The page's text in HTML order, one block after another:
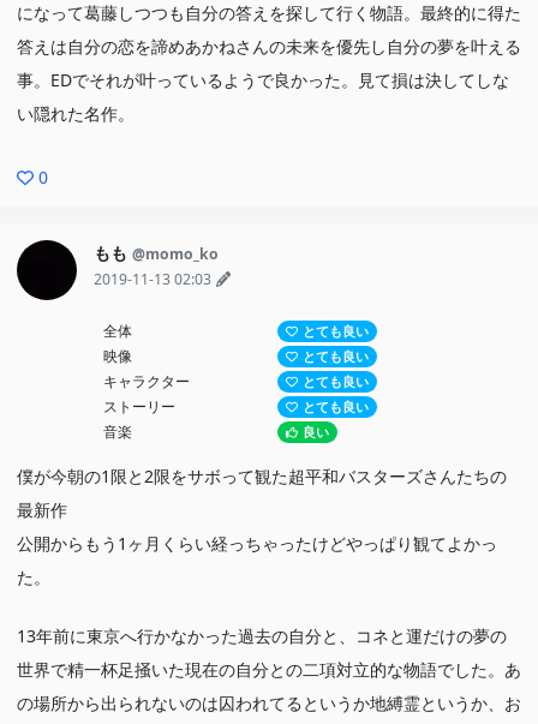
になって葛藤しつつも自分の答えを探して行く物語。最終的に得た
答えは自分の恋を諦めあかねさんの未来を優先し自分の夢を叶える
事。EDでそれが叶っているようで良かった。見て損は決してしな
い隠れた名作。
0
もも @momo_ko
2019-11-13 02:03
全体 とても良い
映像 とても良い
キャラクター とても良い
ストーリー とても良い
音楽 良い
僕が今朝の1限と2限をサボって観た超平和バスターズさんたちの
最新作
公開からもう1ヶ月くらい経っちゃったけどやっぱり観てよかっ
た。
13年前に東京へ行かなかった過去の自分と、コネと運だけの夢の
世界で精一杯足掻いた現在の自分との二項対立的な物語でした。あ
の場所から出られないのは囚われてるというか地縛霊というか、お